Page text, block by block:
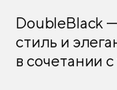
Блестки/глиттер
DoubleBlack
стиль и
в сочетании